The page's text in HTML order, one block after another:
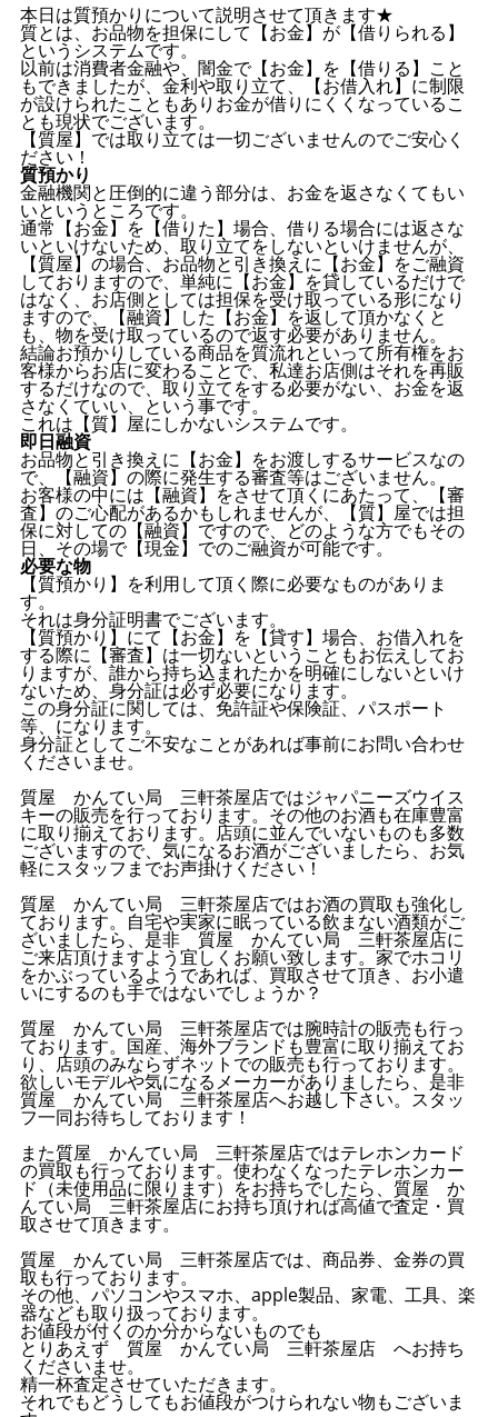
本日は質預かりについて説明させて頂きます★
質とは、お品物を担保にして【お金】が【借りられる】
というシステムです。
以前は消費者金融や、闇金で【お金】を【借りる】こと
もできましたが、金利や取り立て、【お借入れ】に制限
が設けられたこともありお金が借りにくくなっているこ
とも現状でございます。
【質屋】では取り立ては一切ございませんのでご安心く
ださい！
質預かり
金融機関と圧倒的に違う部分は、お金を返さなくてもい
いというところです。
通常【お金】を【借りた】場合、借りる場合には返さな
いといけないため、取り立てをしないといけませんが、
【質屋】の場合、お品物と引き換えに【お金】をご融資
しておりますので、単純に【お金】を貸しているだけで
はなく、お店側としては担保を受け取っている形になり
ますので、【融資】した【お金】を返して頂かなくと
も、物を受け取っているので返す必要がありません。
結論お預かりしている商品を質流れといって所有権をお
客様からお店に変わることで、私達お店側はそれを再販
するだけなので、取り立てをする必要がない、お金を返
さなくていい、という事です。
これは【質】屋にしかないシステムです。
即日融資
お品物と引き換えに【お金】をお渡しするサービスなの
で、【融資】の際に発生する審査等はございません。
お客様の中には【融資】をさせて頂くにあたって、【審
査】のご心配があるかもしれませんが、【質】屋では担
保に対しての【融資】ですので、どのような方でもその
日、その場で【現金】でのご融資が可能です。
必要な物
【質預かり】を利用して頂く際に必要なものがありま
す。
それは身分証明書でございます。
【質預かり】にて【お金】を【貸す】場合、お借入れを
する際に【審査】は一切ないということもお伝えしてお
りますが、誰から持ち込まれたかを明確にしないといけ
ないため、身分証は必ず必要になります。
この身分証に関しては、免許証や保険証、パスポート
等、になります。
身分証としてご不安なことがあれば事前にお問い合わせ
くださいませ。
質屋 かんてい局 三軒茶屋店ではジャパニーズウイス
キーの販売を行っております。その他のお酒も在庫豊富
に取り揃えております。店頭に並んでいないものも多数
ございますので、気になるお酒がございましたら、お気
軽にスタッフまでお声掛けください！
質屋 かんてい局 三軒茶屋店ではお酒の買取も強化し
ております。自宅や実家に眠っている飲まない酒類がご
ざいましたら、是非 質屋 かんてい局 三軒茶屋店に
ご来店頂けますよう宜しくお願い致します。家でホコリ
をかぶっているようであれば、買取させて頂き、お小遣
いにするのも手ではないでしょうか？
質屋 かんてい局 三軒茶屋店では腕時計の販売も行っ
ております。国産、海外ブランドも豊富に取り揃えてお
り、店頭のみならずネットでの販売も行っております。
欲しいモデルや気になるメーカーがありましたら、是非
質屋 かんてい局 三軒茶屋店へお越し下さい。スタッ
フ一同お待ちしております！
また質屋 かんてい局 三軒茶屋店ではテレホンカード
の買取も行っております。使わなくなったテレホンカー
ド（未使用品に限ります）をお持ちでしたら、質屋 か
んてい局 三軒茶屋店にお持ち頂ければ高値で査定・買
取させて頂きます。
質屋 かんてい局 三軒茶屋店では、商品券、金券の買
取も行っております。
その他、パソコンやスマホ、apple製品、家電、工具、楽
器なども取り扱っております。
お値段が付くのか分からないものでも
とりあえず 質屋 かんてい局 三軒茶屋店 へお持ち
くださいませ。
精一杯査定させていただきます。
それでもどうしてもお値段がつけられない物もございま